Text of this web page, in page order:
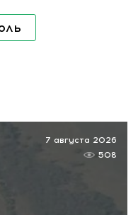
7 августа 2026
508